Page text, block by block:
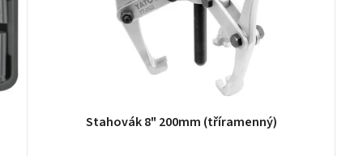
Stahovák 8" 200mm (tříramenný)